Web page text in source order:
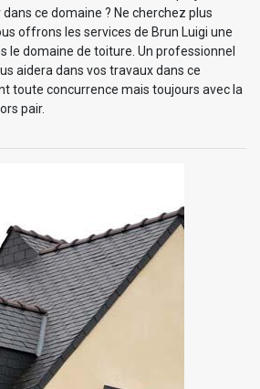
ce domaine ? Ne cherchez plus
offrons les services de Brun Luigi une
le domaine de toiture. Un professionnel
aidera dans vos travaux dans ce
toute concurrence mais toujours avec la
pair.